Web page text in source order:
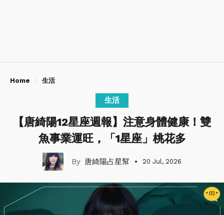
Home 生活
生活
【唐綺陽12星座週報】注意身體健康！​​​​​​​雙
魚事業運旺，「1星座」桃花多
唐綺陽占星幫 20 Jul, 2026